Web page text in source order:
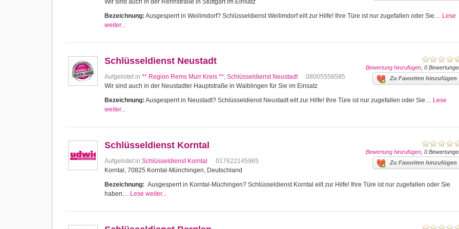
Wir sind auch in der Rennstraße in Stuttgart im Einsatz
Bezeichnung: Ausgesperrt in Weilimdorf? Schlüsseldienst Weilimdorf eilt zur Hilfe! Ihre Türe ist nur zugefallen oder Sie… Lese
weiter...
Bewertung hinzufügen , 0
Schlüsseldienst Neustadt
Aufgelistet in ** Region Rems Murr Kreis **, Schlüsseldienst Neustadt Zu Favoriten hinzufügen
08005558585
Wir sind auch in der Neustadter Hauptstraße in Waiblingen für Sie im Einsatz
Bezeichnung: Ausgesperrt in Neustadt? Schlüsseldienst Neustadt eilt zur Hilfe! Ihre Türe ist nur zugefallen oder Sie… Lese
weiter...
Bewertung hinzufügen , 0
Schlüsseldienst Korntal
Aufgelistet in Schlüsseldienst Korntal Zu Favoriten hinzufügen
017622145965
Korntal, 70825 Korntal-Münchingen, Deutschland
Bezeichnung: Ausgesperrt in Korntal-Müchingen? Schlüsseldienst Korntal eilt zur Hilfe! Ihre Türe ist nur zugefallen oder Sie
haben… Lese weiter...